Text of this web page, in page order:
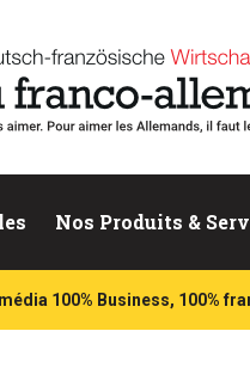
Nos Produits &
100% Business, 100%